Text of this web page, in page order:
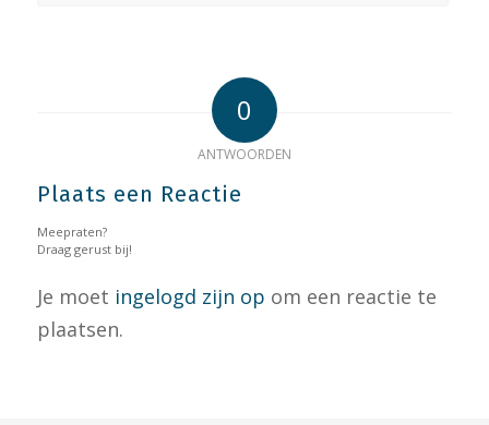
0
ANTWOORDEN
Plaats een Reactie
Meepraten?
Draag gerust bij!
Je moet ingelogd zijn op om een reactie te
plaatsen.